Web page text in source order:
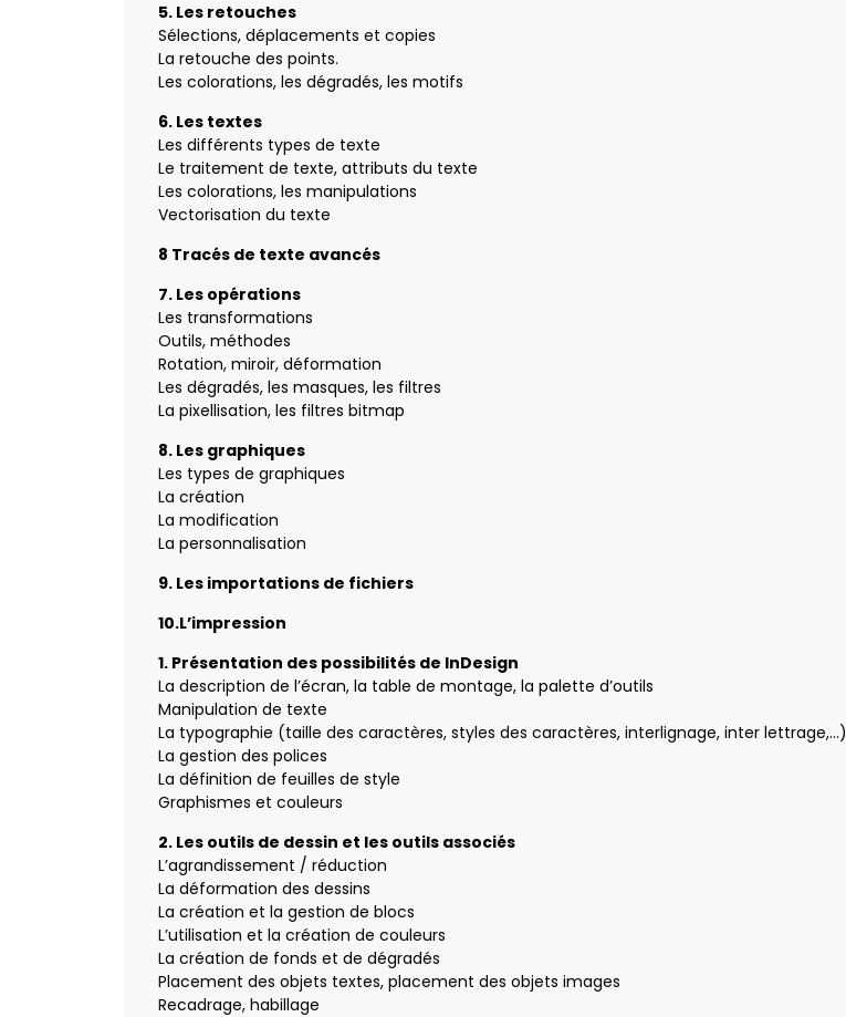
5. Les retouches
Sélections, déplacements et copies
La retouche des points.
Les colorations, les dégradés, les motifs
6. Les textes
Les différents types de texte
Le traitement de texte, attributs du texte
Les colorations, les manipulations
Vectorisation du texte
8 Tracés de texte avancés
7. Les opérations
Les transformations
Outils, méthodes
Rotation, miroir, déformation
Les dégradés, les masques, les filtres
La pixellisation, les filtres bitmap
8. Les graphiques
Les types de graphiques
La création
La modification
La personnalisation
9. Les importations de fichiers
10.L’impression
1. Présentation des possibilités de InDesign
La description de l’écran, la table de montage, la palette d’outils
Manipulation de texte
La typographie (taille des caractères, styles des caractères, interlignage, inter lettrage,…)
La gestion des polices
La définition de feuilles de style
Graphismes et couleurs
2. Les outils de dessin et les outils associés
L’agrandissement / réduction
La déformation des dessins
La création et la gestion de blocs
L’utilisation et la création de couleurs
La création de fonds et de dégradés
Placement des objets textes, placement des objets images
Recadrage, habillage